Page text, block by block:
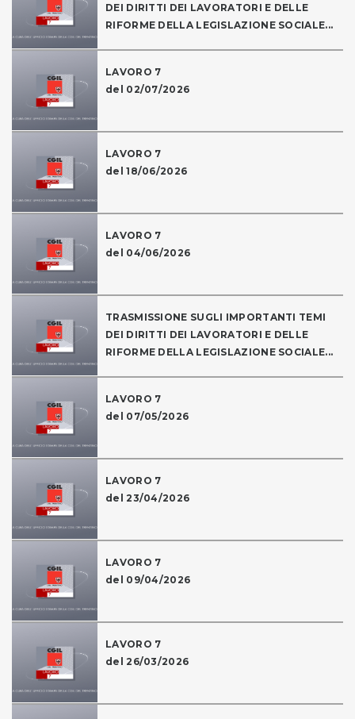
DEI DIRITTI DEI LAVORATORI E DELLE
RIFORME DELLA LEGISLAZIONE SOCIALE...
LAVORO 7
del 02/07/2026
LAVORO 7
del 18/06/2026
LAVORO 7
del 04/06/2026
TRASMISSIONE SUGLI IMPORTANTI TEMI
DEI DIRITTI DEI LAVORATORI E DELLE
RIFORME DELLA LEGISLAZIONE SOCIALE...
LAVORO 7
del 07/05/2026
LAVORO 7
del 23/04/2026
LAVORO 7
del 09/04/2026
LAVORO 7
del 26/03/2026